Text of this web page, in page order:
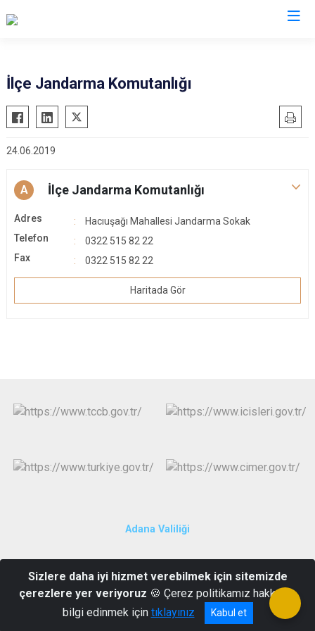
Aladağ
Ceyhan
Feke
Karaisalı
Karataş
Kozan
Pozantı
Yüreğir
Sarıçam
İlçe Jandarma Komutanlığı
24.06.2019
A İlçe Jandarma Komutanlığı
Adres
Hacıuşağı Mahallesi Jandarma Sokak
Telefon
0322 515 82 22
Fax
0322 515 82 22
Haritada Gör
Adana Valiliği
Kozan/ADANA
0322 515 29 30
Sizlere daha iyi hizmet verebilmek için sitemizde
çerezlere yer veriyoruz 🍪 Çerez politikamız hakkında
bilgi edinmek için tıklayınız Kabul et